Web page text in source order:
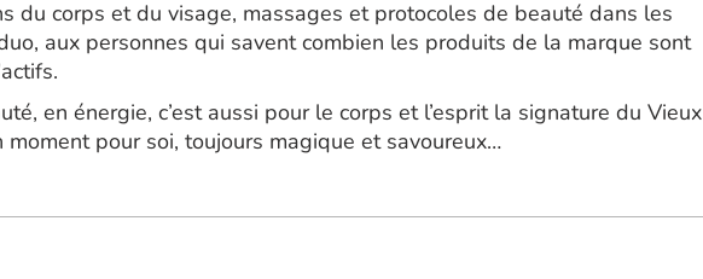
du corps et du visage, massages et protocoles de beauté dans les
aux personnes qui savent combien les produits de la marque sont
en énergie, c’est aussi pour le corps et l’esprit la signature du Vieux
moment pour soi, toujours magique et savoureux…